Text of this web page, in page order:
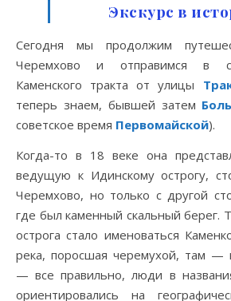
Экскурс в
Сегодня мы продолжим
Черемхово и отправимся в
Каменского тракта от улицы
теперь знаем, бывшей затем
советское время Первомайской).
Когда-то в 18 веке она
ведущую к Идинскому острогу,
Черемхово, но только с другой
где был каменный скальный берег.
острога стало именоваться
река, поросшая черемухой, там —
— все правильно, люди в
ориентировались на